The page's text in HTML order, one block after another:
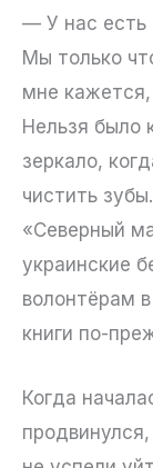
— У нас есть
Мы только
мне
Нельзя было
зеркало,
чистить
«Северный
украинские
волонтёрам
книги по-
Когда